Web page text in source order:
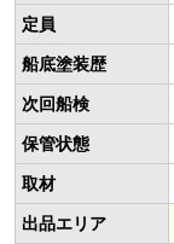
定員
船底塗装歴
次回船検
保管状態
取材
出品エリア